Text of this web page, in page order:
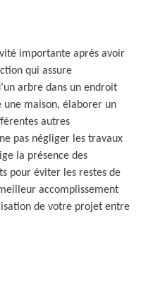
importante après avoir
qui assure
arbre dans un endroit
maison, élaborer un
autres
pas négliger les travaux
la présence des
pour éviter les restes de
accomplissement
de votre projet entre